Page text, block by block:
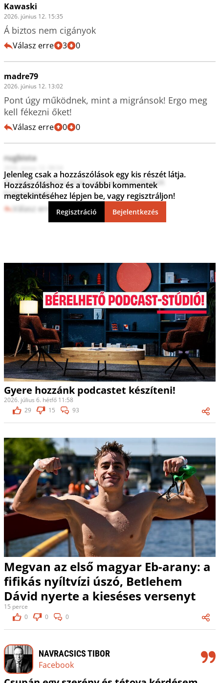
Kawaski
2026. június 12. 15:35
Á biztos nem cigányok
Válasz erre 3 0
madre79
2026. június 12. 13:02
Pont úgy működnek, mint a migránsok! Ergo meg
kell fékezni őket!
Válasz erre 0 0
rugbista
Az igazi bulihoz már csak a szomáliaiak
hiányoznak.
Válasz erre 3 0
Jelenleg csak a hozzászólások egy kis részét látja.
Hozzászóláshoz és a további kommentek
megtekintéséhez lépjen be, vagy regisztráljon!
Regisztráció Bejelentkezés
Gyere hozzánk podcastet készíteni!
2026. július 6. hétfő 11:58
29
15 93
Megvan az első magyar Eb-arany: a
fifikás nyíltvízi úszó, Betlehem
Dávid nyerte a kieséses versenyt
15 perce
0
0 0
NAVRACSICS TIBOR
Facebook